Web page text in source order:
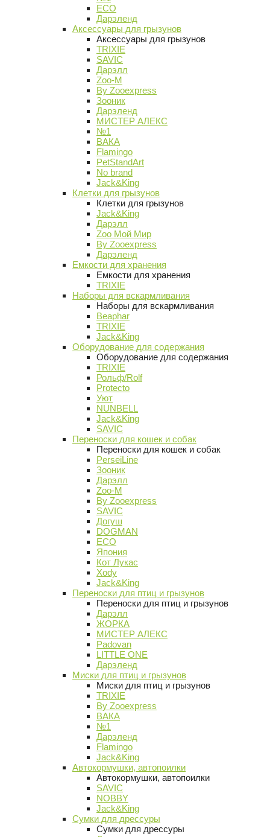
ECO
Дарэленд
Аксессуары для грызунов
Аксессуары для грызунов
TRIXIE
SAVIC
Дарэлл
Zoo-M
By Zooexpress
Зооник
Дарэленд
МИСТЕР АЛЕКС
№1
ВАКА
Flamingo
PetStandArt
No brand
Jack&King
Клетки для грызунов
Клетки для грызунов
Jack&King
Дарэлл
Zoo Мой Мир
By Zooexpress
Дарэленд
Емкости для хранения
Емкости для хранения
TRIXIE
Наборы для вскармливания
Наборы для вскармливания
Beaphar
TRIXIE
Jack&King
Оборудование для содержания
Оборудование для содержания
TRIXIE
Рольф/Rolf
Protecto
Уют
NUNBELL
Jack&King
SAVIC
Переноски для кошек и собак
Переноски для кошек и собак
PerseiLine
Зооник
Дарэлл
Zoo-M
By Zooexpress
SAVIC
Догуш
DOGMAN
ECO
Япония
Кот Лукас
Xody
Jack&King
Переноски для птиц и грызунов
Переноски для птиц и грызунов
Дарэлл
ЖОРКА
МИСТЕР АЛЕКС
Padovan
LITTLE ONE
Дарэленд
Миски для птиц и грызунов
Миски для птиц и грызунов
TRIXIE
By Zooexpress
ВАКА
№1
Дарэленд
Flamingo
Jack&King
Автокормушки, автопоилки
Автокормушки, автопоилки
SAVIC
NOBBY
Jack&King
Сумки для дрессуры
Сумки для дрессуры